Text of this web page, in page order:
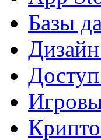
Базы
Дизайн